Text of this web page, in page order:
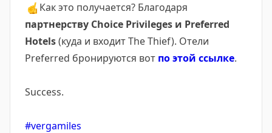
☝️ Как это получается? Благодаря
партнерству Choice Privileges и Preferred
Hotels(куда и входит The Thief). Отели
Preferred бронируются вот по этой ссылке.
Success.
#vergamiles